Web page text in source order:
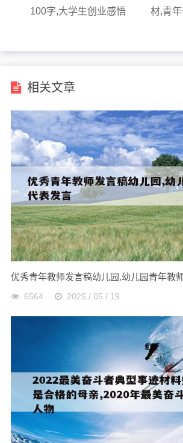
100字,大学生创业感悟
材,青
相关文章
优秀青年教师发言稿幼儿园,幼儿园青年教
6564 2025 / 05 / 19